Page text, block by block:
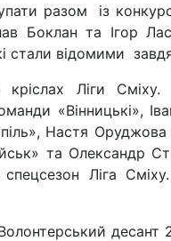
разом із
Боклан та Ігор
стали відомими
Ліги
«Вінницькі»,
Настя Оруджова
та Олександр
Ліга
десант